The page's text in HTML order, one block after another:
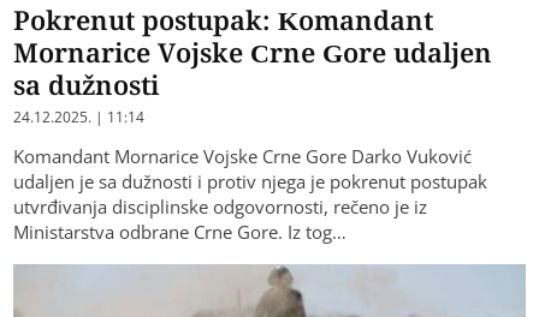
Pokrenut postupak: Komandant
Mornarice Vojske Crne Gore udaljen
sa dužnosti
24.12.2025. | 11:14
Komandant Mornarice Vojske Crne Gore Darko Vuković
udaljen je sa dužnosti i protiv njega je pokrenut postupak
utvrđivanja disciplinske odgovornosti, rečeno je iz
Ministarstva odbrane Crne Gore. Iz tog…